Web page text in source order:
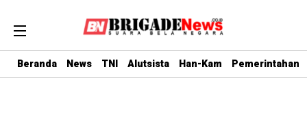
Beranda News TNI Alutsista Han-Kam Pemerintahan